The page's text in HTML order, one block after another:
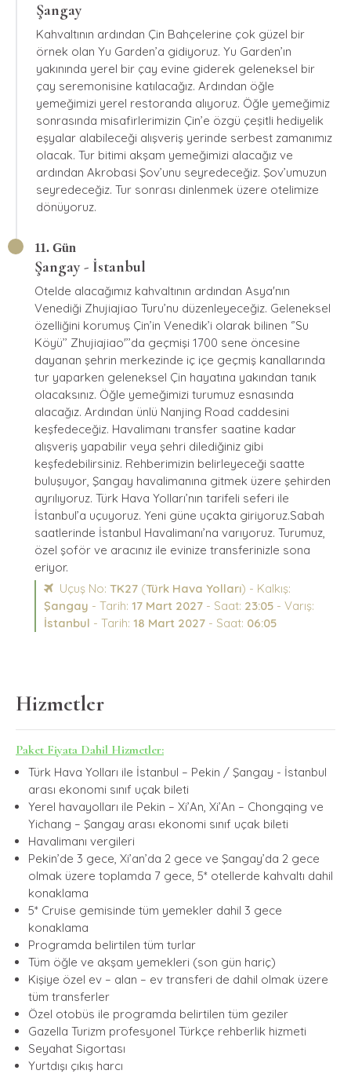
Şangay
Kahvaltının ardından Çin Bahçelerine çok güzel bir
örnek olan Yu Garden’a gidiyoruz. Yu Garden’ın
yakınında yerel bir çay evine giderek geleneksel bir
çay seremonisine katılacağız. Ardından öğle
yemeğimizi yerel restoranda alıyoruz. Öğle yemeğimiz
sonrasında misafirlerimizin Çin’e özgü çeşitli hediyelik
eşyalar alabileceği alışveriş yerinde serbest zamanımız
olacak. Tur bitimi akşam yemeğimizi alacağız ve
ardından Akrobasi Şov’unu seyredeceğiz. Şov’umuzun
seyredeceğiz. Tur sonrası dinlenmek üzere otelimize
dönüyoruz.
11. Gün
Şangay - İstanbul
Otelde alacağımız kahvaltının ardından Asya'nın
Venediği Zhujiajiao Turu’nu düzenleyeceğiz. Geleneksel
özelliğini korumuş Çin’in Venedik’i olarak bilinen ‘’Su
Köyü’’ Zhujiajiao'’’da geçmişi 1700 sene öncesine
dayanan şehrin merkezinde iç içe geçmiş kanallarında
tur yaparken geleneksel Çin hayatına yakından tanık
olacaksınız. Öğle yemeğimizi turumuz esnasında
alacağız. Ardından ünlü Nanjing Road caddesini
keşfedeceğiz. Havalimanı transfer saatine kadar
alışveriş yapabilir veya şehri dilediğiniz gibi
keşfedebilirsiniz. Rehberimizin belirleyeceği saatte
buluşuyor, Şangay havalimanına gitmek üzere şehirden
ayrılıyoruz. Türk Hava Yolları’nın tarifeli seferi ile
İstanbul’a uçuyoruz. Yeni güne uçakta giriyoruz.Sabah
saatlerinde İstanbul Havalimanı’na varıyoruz. Turumuz,
özel şoför ve aracınız ile evinize transferinizle sona
eriyor.
Uçuş No: TK27 (Türk Hava Yolları) - Kalkış:
Şangay - Tarih: 17 Mart 2027 - Saat: 23:05 - Varış:
İstanbul - Tarih: 18 Mart 2027 - Saat: 06:05
Hizmetler
Paket Fiyata Dahil Hizmetler:
Türk Hava Yolları ile İstanbul – Pekin / Şangay - İstanbul
arası ekonomi sınıf uçak bileti
Yerel havayolları ile Pekin – Xi’An, Xi’An – Chongqing ve
Yichang – Şangay arası ekonomi sınıf uçak bileti
Havalimanı vergileri
Pekin’de 3 gece, Xi’an’da 2 gece ve Şangay’da 2 gece
olmak üzere toplamda 7 gece, 5* otellerde kahvaltı dahil
konaklama
5* Cruise gemisinde tüm yemekler dahil 3 gece
konaklama
Programda belirtilen tüm turlar
Tüm öğle ve akşam yemekleri (son gün hariç)
Kişiye özel ev – alan – ev transferi de dahil olmak üzere
tüm transferler
Özel otobüs ile programda belirtilen tüm geziler
Gazella Turizm profesyonel Türkçe rehberlik hizmeti
Seyahat Sigortası
Yurtdışı çıkış harcı